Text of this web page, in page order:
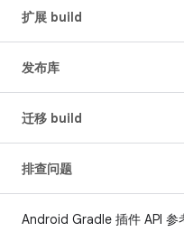
扩展 build
发布库
迁移 build
排查问题
Android Gradle 插件 API 参